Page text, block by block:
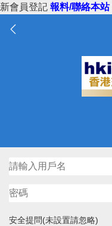
新會員登記 報料/聯絡本站
安全提問(未設置請忽略)